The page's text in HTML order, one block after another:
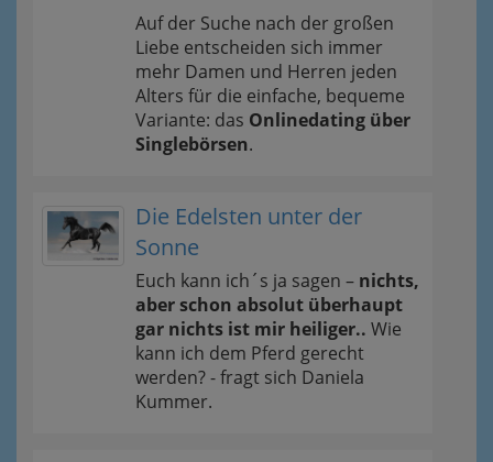
Auf der Suche nach der großen
Liebe entscheiden sich immer
mehr Damen und Herren jeden
Alters für die einfache, bequeme
Variante: das Onlinedating über
Singlebörsen.
Die Edelsten unter der
Sonne
Euch kann ich´s ja sagen – nichts,
aber schon absolut überhaupt
gar nichts ist mir heiliger.. Wie
kann ich dem Pferd gerecht
werden? - fragt sich Daniela
Kummer.